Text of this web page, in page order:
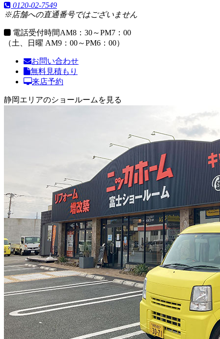
0120-02-7549
※店舗への直通番号ではございません
電話受付時間AM8：30～PM7：00
（土、日曜 AM9：00～PM6：00）
お問い合わせ
無料見積もり
来店予約
静岡エリアのショールームを見る